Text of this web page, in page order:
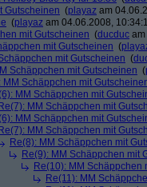
Gutscheinen (playaz am
(playaz am 04.06.2008,
mit Gutscheinen (ducduc
mit Gutscheinen (
mit Gutscheinen (
Schäppchen mit Gutscheinen (
MM Schäppchen mit
MM Schäppchen mit
Re(7): MM Schäppchen mit
MM Schäppchen mit
Re(7): MM Schäppchen mit
Re(8): MM Schäppchen mit
Re(9): MM Schäppchen mit
Re(10): MM Schäppchen
Re(11): MM